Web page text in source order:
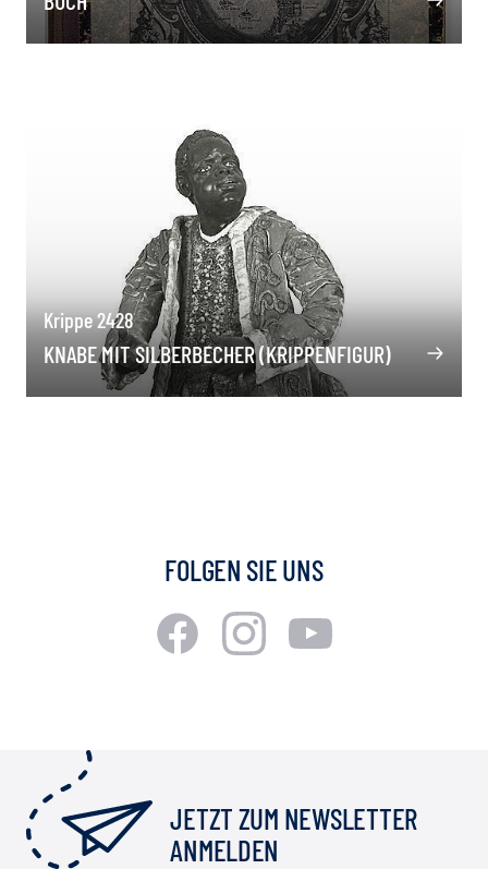
Krippe 2428
KNABE MIT SILBERBECHER (KRIPPENFIGUR)
FOLGEN SIE UNS
JETZT ZUM NEWSLETTER
ANMELDEN